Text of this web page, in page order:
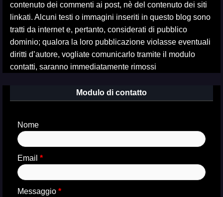
contenuto dei commenti ai post, nè del contenuto dei siti
linkati. Alcuni testi o immagini inseriti in questo blog sono
tratti da internet e, pertanto, considerati di pubblico
dominio; qualora la loro pubblicazione violasse eventuali
diritti d’autore, vogliate comunicarlo tramite il modulo
contatti, saranno immediatamente rimossi
Modulo di contatto
Nome
Email *
Messaggio *